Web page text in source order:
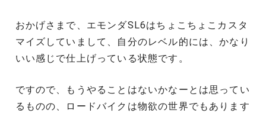
おかげさまで、エモンダSL6はちょこちょこカスタ
マイズしていまして、自分のレベル的には、かなり
いい感じで仕上げっている状態です。
ですので、もうやることはないかなーとは思ってい
るものの、ロードバイクは物欲の世界でもあります